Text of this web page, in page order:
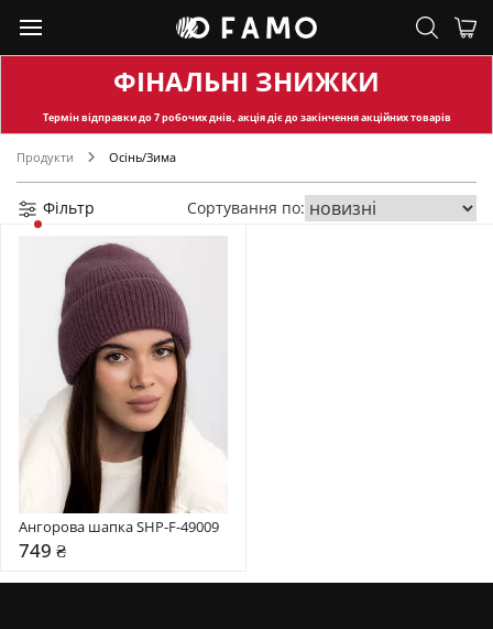
ФІНАЛЬНІ ЗНИЖКИ
Термін відправкидо 7 робочих днів, акція діє до закінчення акційних товарів
Продукти Осінь/Зима
Фільтр Сортування по:
Ангорова шапка SHP-F-49009
749 ₴